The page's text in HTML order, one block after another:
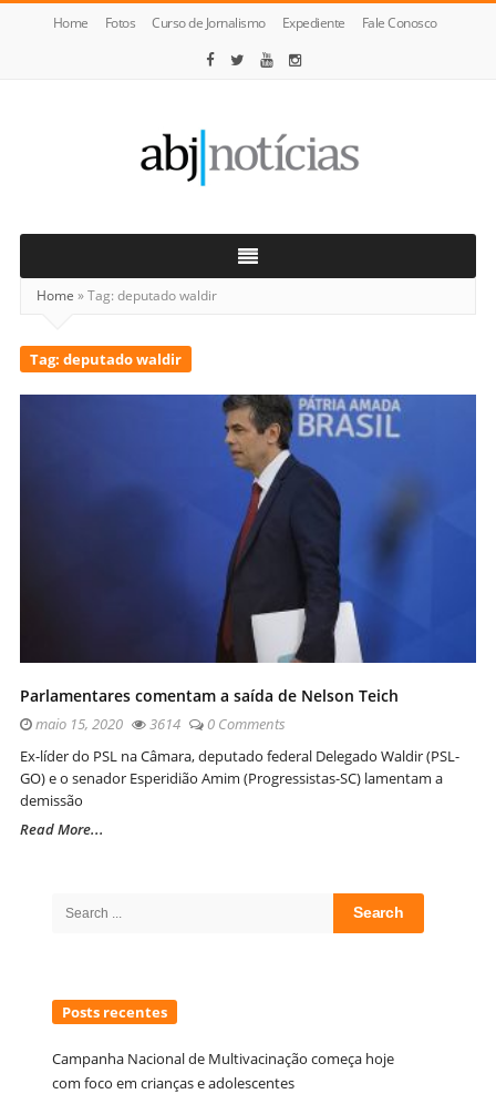
Home Fotos Curso de Jornalismo Expediente Fale Conosco
Notícias
Home »Tag: deputado waldir
Tag: deputado waldir
Parlamentares comentam a saída de Nelson Teich
maio 15, 2020 3614
0 Comments
Ex-líder do PSL na Câmara, deputado federal Delegado Waldir (PSL-
GO) e o senador Esperidião Amim (Progressistas-SC) lamentam a
demissão
Read More...
Posts recentes
Campanha Nacional de Multivacinação começa hoje
com foco em crianças e adolescentes